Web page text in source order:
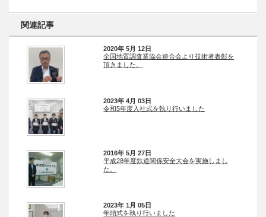
関連記事
2020年 5月 12日
全国地質調査業協会連合会より技術者表彰を
頂きました。
2023年 4月 03日
令和5年度入社式を執り行いました
2016年 5月 27日
平成28年度鉄道関係安全大会を実施しまし
た。
2023年 1月 05日
年頭式を執り行いました